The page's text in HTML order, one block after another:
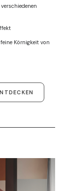
Körnigkeit von